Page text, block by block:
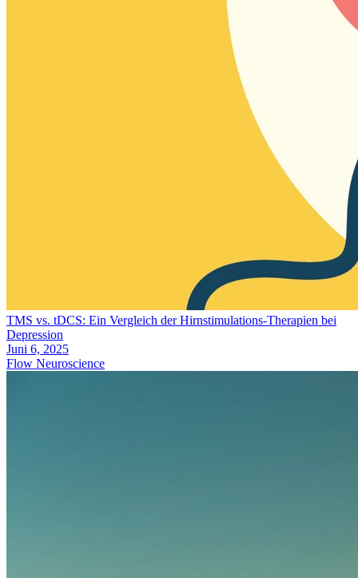
TMS vs. tDCS: Ein Vergleich der Hirnstimulations-Therapien bei
Depression
Juni 6, 2025
Flow Neuroscience